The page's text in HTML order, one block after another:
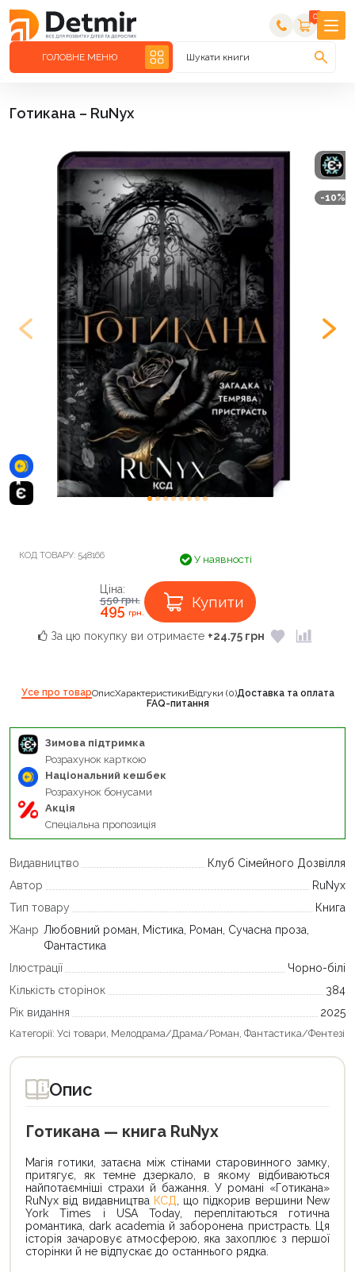
0
ГОЛОВНЕ МЕНЮ Шукати книги
Готикана – RuNyx
-10%
КОД ТОВАРУ: 548166 У наявності
Ціна:
550грн.
495грн.
Купити
За цю покупку ви отримаєте +24.75 грн
Усе про товарОписХарактеристикиВідгуки (0)Доставка та оплата
FAQ-питання
Зимова підтримка
Розрахунок карткою
Національний кешбек
Розрахунок бонусами
Акція
Спеціальна пропозиція
Видавництво
Клуб Сімейного Дозвілля
Автор
RuNyx
Тип товару
Книга
Жанр Любовний роман, Містика, Роман, Сучасна проза,
Фантастика
Ілюстрації
Чорно-білі
Кількість сторінок
384
Рік видання
2025
Категорії: Усі товари, Мелодрама/Драма/Роман, Фантастика/Фентезі
Опис
Готикана — книга RuNyx
Магія готики, затаєна між стінами старовинного замку,
притягує, як темне дзеркало, в якому відбиваються
найпотаємніші страхи й бажання. У романі «Готикана»
RuNyx від видавництва КСД
, що підкорив вершини New
York Times і USA Today, переплітаються готична
романтика, dark academia й заборонена пристрасть. Ця
історія зачаровує атмосферою, яка захоплює з першої
сторінки й не відпускає до останнього рядка.